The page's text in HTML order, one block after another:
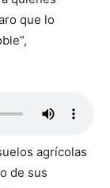
que lo
agrícolas
de sus